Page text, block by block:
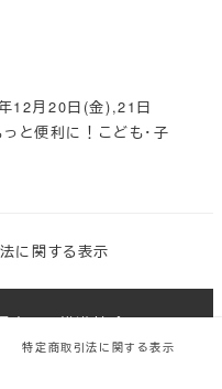
12月20日(金),21日
と便利に！こども・子
に関する表示
育ICT推進協会 All
特定商取引法に関する表示